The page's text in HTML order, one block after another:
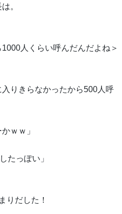
。
人くらい呼んだんだよね＞
りきらなかったから500人呼
ｗｗ」
たっぽい」
りだした！